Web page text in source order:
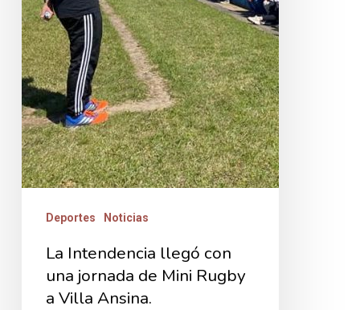
de
Mini
Rugby
a
Villa
Ansina.
Deportes Noticias
La Intendencia llegó con
una jornada de Mini Rugby
a Villa Ansina.